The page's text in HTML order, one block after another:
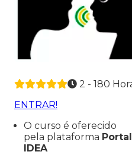
2 - 180
ENTRAR!
O curso é oferecido
pela plataforma Portal
IDEA